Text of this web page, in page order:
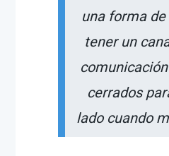
una forma
tener un
cerrados
lado cuando